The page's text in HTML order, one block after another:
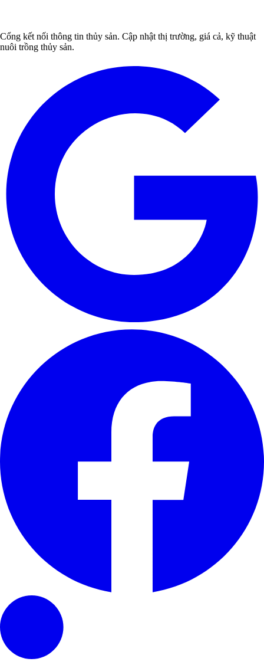
Cổng kết nối thông tin thủy sản. Cập nhật thị trường, giá cả, kỹ thuật
nuôi trồng thủy sản.